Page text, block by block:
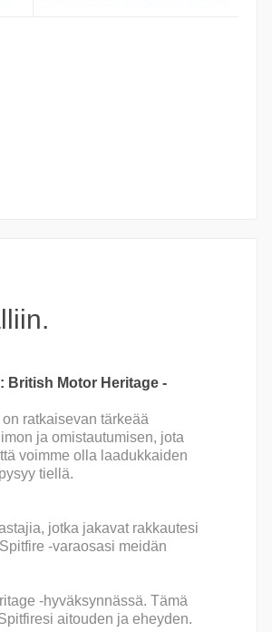
British Motor Heritage -
ratkaisevan tärkeää
ja omistautumisen, jota
voimme olla laadukkaiden
tiellä.
jotka jakavat rakkautesi
-varaosasi meidän
-hyväksynnässä. Tämä
aitouden ja eheyden.